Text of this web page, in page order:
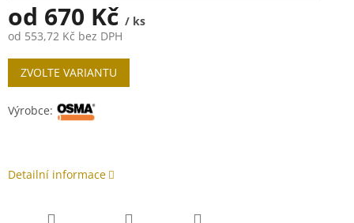
od 670 Kč / ks
od 553,72 Kč bez DPH
Měrná
cena:
ZVOLTE VARIANTU
Výrobce:
Detailní informace